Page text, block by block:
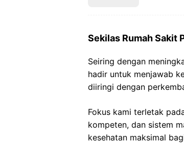
Sekilas Rumah Sakit
Seiring dengan
hadir untuk menjawab
diiringi dengan
Fokus kami terletak
kompeten, dan sistem
kesehatan maksimal